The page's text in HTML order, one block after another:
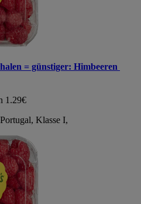
= günstiger: Himbeeren
1.29€
Klasse I,